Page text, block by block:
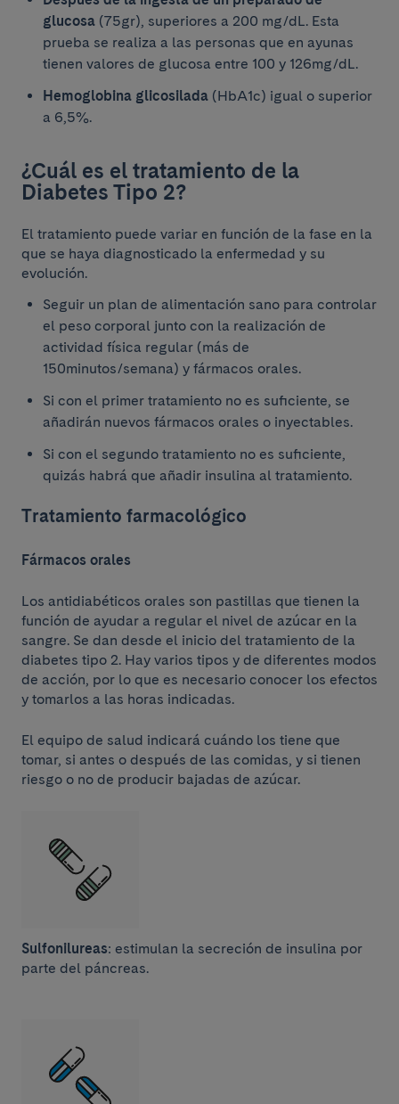
glucosa (75gr), superiores a 200 mg/dL. Esta
prueba se realiza a las personas que en ayunas
tienen valores de glucosa entre 100 y 126mg/dL.
Hemoglobina glicosilada (HbA1c) igual o superior
a 6,5%.
¿Cuál es el tratamiento de la
Diabetes Tipo 2?
El tratamiento puede variar en función de la fase en la
que se haya diagnosticado la enfermedad y su
evolución.
Seguir un plan de alimentación sano para controlar
el peso corporal junto con la realización de
actividad física regular (más de
150minutos/semana) y fármacos orales.
Si con el primer tratamiento no es suficiente, se
añadirán nuevos fármacos orales o inyectables.
Si con el segundo tratamiento no es suficiente,
quizás habrá que añadir insulina al tratamiento.
Tratamiento farmacológico
Fármacos orales
Los antidiabéticos orales son pastillas que tienen la
función de ayudar a regular el nivel de azúcar en la
sangre. Se dan desde el inicio del tratamiento de la
diabetes tipo 2. Hay varios tipos y de diferentes modos
de acción, por lo que es necesario conocer los efectos
y tomarlos a las horas indicadas.
El equipo de salud indicará cuándo los tiene que
tomar, si antes o después de las comidas, y si tienen
riesgo o no de producir bajadas de azúcar.
Sulfonilureas: estimulan la secreción de insulina por
parte del páncreas.